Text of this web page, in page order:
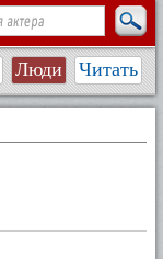
Люди Читать